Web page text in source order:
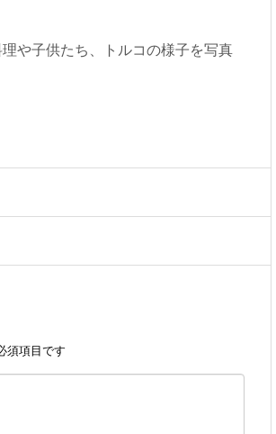
や子供たち、トルコの様子を写真
須項目です